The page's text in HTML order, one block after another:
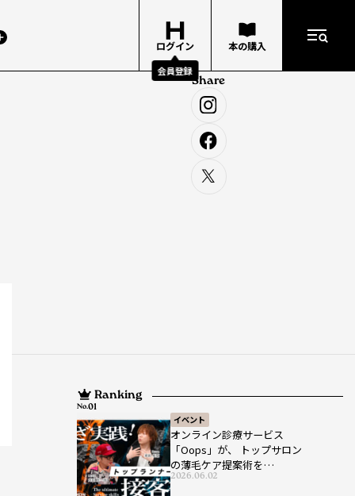
ログイン
会員登録
本の購入
Share
Ranking
イベント
オンライン診療サービス
「Oops」が、 トップサロン
の薄毛ケア提案術を
HAIRCAMPで公開！
2026.06.02
No.